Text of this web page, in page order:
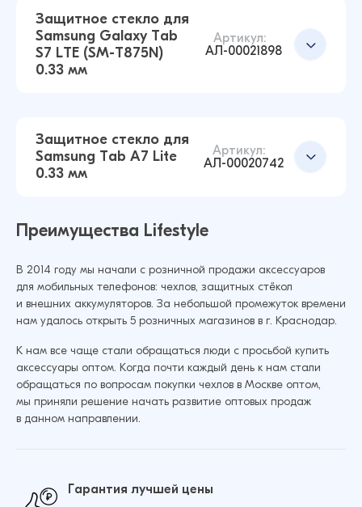
Защитное стекло для Samsung Tab A9.7 SM-
Защитное стекло для Samsung Tab A 8.0 SM-
95 ₽
Добавить в корзину
Защитное стекло для
Samsung Galaxy Tab
S7 LTE (SM-T875N)
0.33 мм
Артикул:
АЛ-00021898
Защитное стекло для Samsung Galaxy Tab S7
LTE (SM-T875N) 0.33 мм (Прозрачный)
Защитное стекло для
Samsung Tab A7 Lite
0.33 мм
Артикул:
АЛ-00020742
Защитное стекло для Samsung Tab A7 Lite
0.33 мм (Прозрачный)
Преимущества Lifestyle
В 2014 году мы начали с розничной продажи аксессуаров
для мобильных телефонов: чехлов, защитных стёкол
и внешних аккумуляторов. За небольшой промежуток времени
нам удалось открыть 5 розничных магазинов в г. Краснодар.
К нам все чаще стали обращаться люди с просьбой купить
аксессуары оптом. Когда почти каждый день к нам стали
обращаться по вопросам покупки чехлов в Москве оптом,
мы приняли решение начать развитие оптовых продаж
в данном направлении.
Гарантия лучшей цены